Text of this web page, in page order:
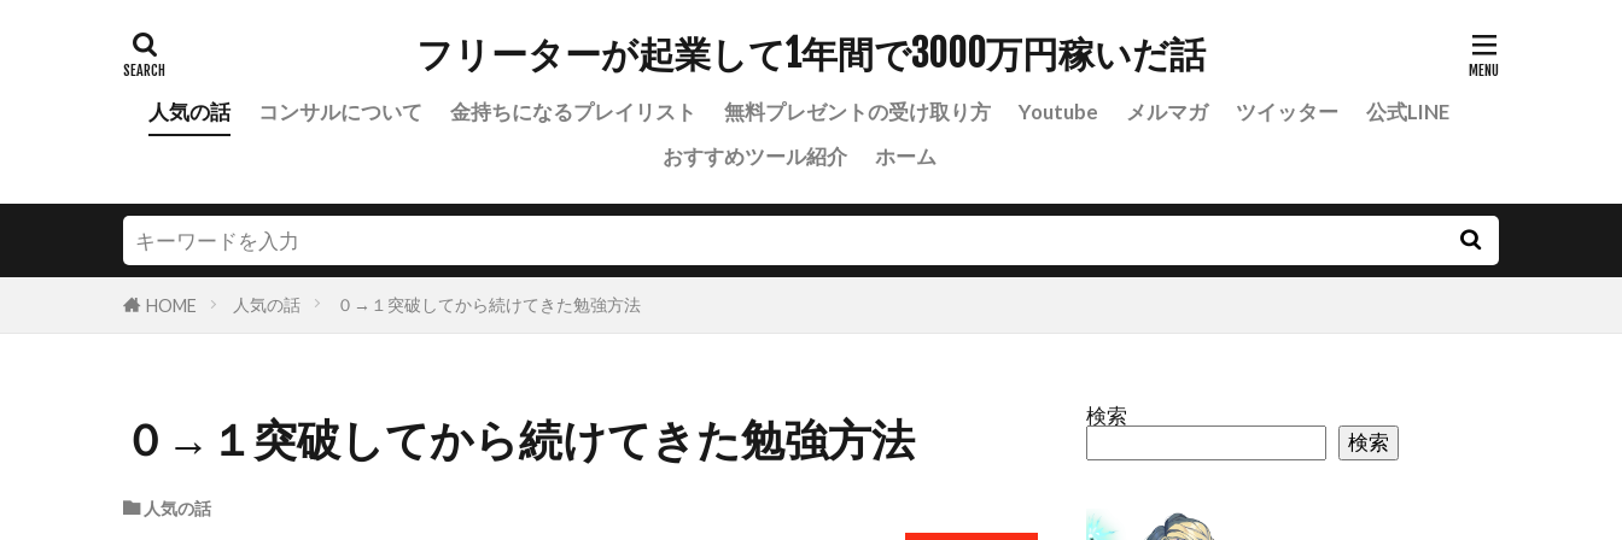
フリーターが起業して1年間で3000万円稼いだ話
人気の話 コンサルについて 金持ちになるプレイリスト 無料プレゼントの受け取り方 Youtube メルマガ ツイッター
公式LINE
おすすめツール紹介
ホーム
HOME 人気の話 ０→１突破してから続けてきた勉強方法
０→１突破してから続けてきた勉強方法
人気の話
検索
検索